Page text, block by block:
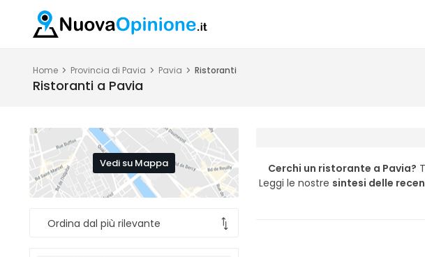
Home Provincia di Pavia Pavia Ristoranti
Ristoranti a Pavia
Vedi su Mappa Cerchi un ristorante a Pavia?
Leggi le nostre sintesi delle